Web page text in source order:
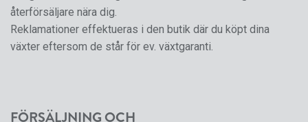
återförsäljare nära dig.
Reklamationer effektueras i den butik där du köpt dina
växter eftersom de står för ev. växtgaranti.
FÖRSÄLJNING OCH